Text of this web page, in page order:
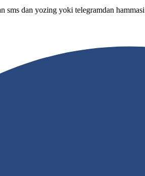
sms dan yozing yoki telegramdan